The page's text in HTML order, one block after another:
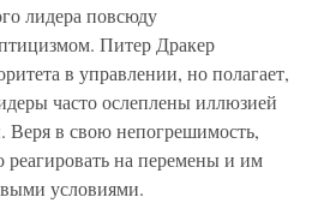
лидера повсюду
Питер Дракер
в управлении, но полагает,
часто ослеплены иллюзией
Веря в свою непогрешимость,
реагировать на перемены и им
условиями.